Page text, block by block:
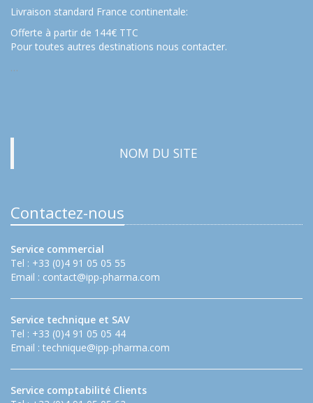
Livraison standard France continentale:
Offerte à partir de 144€ TTC
Pour toutes autres destinations nous contacter.
…
NOM DU SITE
Contactez-nous
Service commercial
Tel : +33 (0)4 91 05 05 55
Email : contact@ipp-pharma.com
Service technique et SAV
Tel : +33 (0)4 91 05 05 44
Email : technique@ipp-pharma.com
Service comptabilité Clients